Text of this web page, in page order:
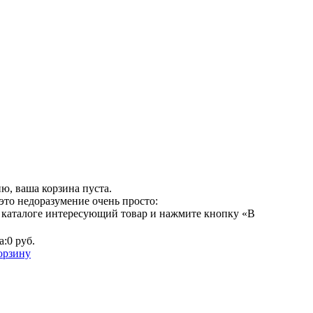
ваша корзина пуста.
недоразумение очень просто:
интересующий товар и нажмите кнопку «В
0 руб.